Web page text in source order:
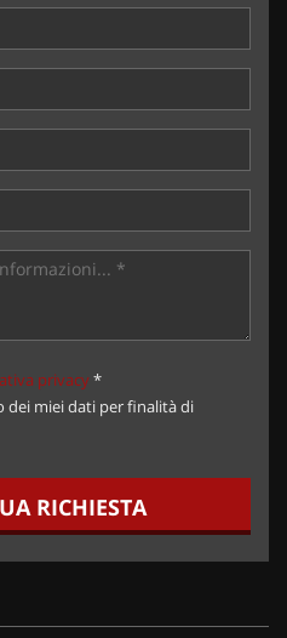
privacy*
miei dati per finalità di
RICHIESTA